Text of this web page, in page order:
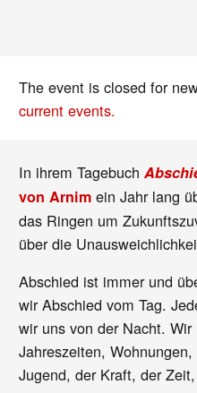
The event is closed for
current events.
In ihrem Tagebuch
von Arnim ein Jahr lang
das Ringen um
über die
Abschied ist immer und
wir Abschied vom Tag.
wir uns von der Nacht.
Jahreszeiten,
Jugend, der Kraft, der